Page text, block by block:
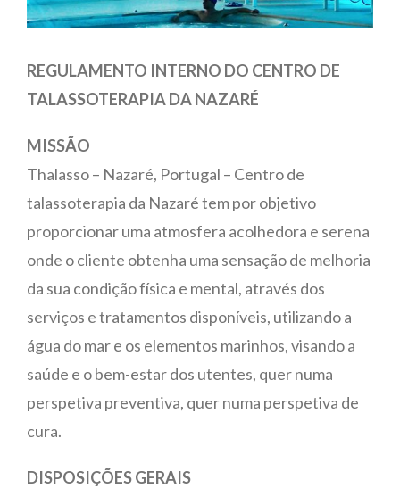
REGULAMENTO INTERNO DO CENTRO DE
TALASSOTERAPIA DA NAZARÉ
MISSÃO
Thalasso – Nazaré, Portugal – Centro de
talassoterapia da Nazaré tem por objetivo
proporcionar uma atmosfera acolhedora e serena
onde o cliente obtenha uma sensação de melhoria
da sua condição física e mental, através dos
serviços e tratamentos disponíveis, utilizando a
água do mar e os elementos marinhos, visando a
saúde e o bem-estar dos utentes, quer numa
perspetiva preventiva, quer numa perspetiva de
cura.
DISPOSIÇÕES GERAIS